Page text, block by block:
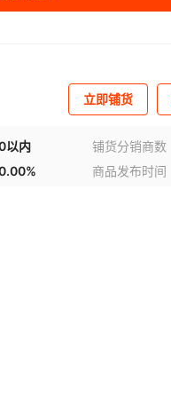
立即铺货
以内 铺货分销商数
商品发布时间